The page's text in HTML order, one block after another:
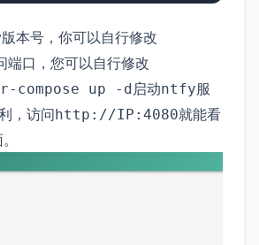
本号，你可以自行修改
端口，您可以自行修改
compose up -d 启动ntfy服
，访问http://IP:4080就能看